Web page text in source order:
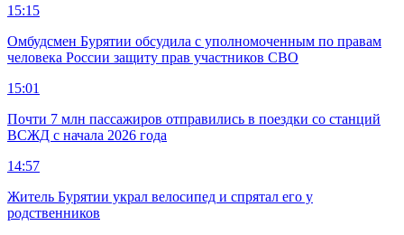
15:15
Омбудсмен Бурятии обсудила с уполномоченным по правам
человека России защиту прав участников СВО
15:01
Почти 7 млн пассажиров отправились в поездки со станций
ВСЖД с начала 2026 года
14:57
Житель Бурятии украл велосипед и спрятал его у
родственников